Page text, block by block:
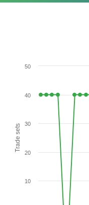
Trade sets
10
20
30
40
50